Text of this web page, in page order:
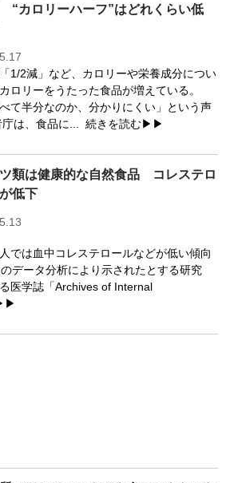
“カロリーハーフ”はどれくらい低
1/2減」など、カロリーや栄養成分につい
ロリーをうたった食品が増えている。
て半分なのか、分かりにくい」という声
は、食品に... 続きを読む▶▶
類は健康的な自然食品 コレステロ
低下
では血中コレステロールなどが低い傾向
データ分析により示されたとする研究
医学誌「Archives of Internal